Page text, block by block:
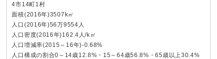
4市14町1村
面積(2016年)3507k㎡
人口(2016年)56万9554人
人口密度(2016年)162.4人/k㎡
人口増減率(2015～16年)-0.68%
人口構成の割合0～14歳12.8%・15～64歳56.8%・65歳以上30.4%